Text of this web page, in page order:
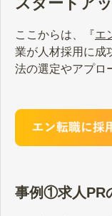
ここからは、『エ
業が人材採用に成
法の選定やアプロ
事例①求人PR